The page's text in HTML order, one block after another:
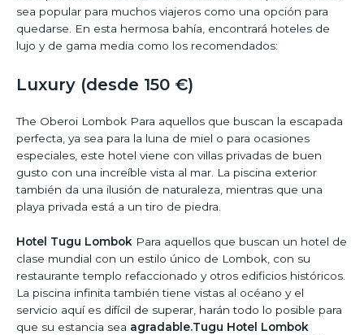
sea popular para muchos viajeros como una opción para
quedarse. En esta hermosa bahía, encontrará hoteles de
lujo y de gama media como los recomendados:
Luxury (desde 150 €)
The Oberoi Lombok Para aquellos que buscan la escapada
perfecta, ya sea para la luna de miel o para ocasiones
especiales, este hotel viene con villas privadas de buen
gusto con una increíble vista al mar. La piscina exterior
también da una ilusión de naturaleza, mientras que una
playa privada está a un tiro de piedra.
Hotel Tugu Lombok Para aquellos que buscan un hotel de
clase mundial con un estilo único de Lombok, con su
restaurante templo refaccionado y otros edificios históricos.
La piscina infinita también tiene vistas al océano y el
servicio aquí es difícil de superar, harán todo lo posible para
que su estancia sea agradable.Tugu Hotel Lombok